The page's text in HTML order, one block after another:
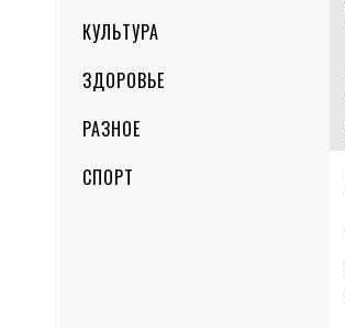
КУЛЬТУРА
ЗДОРОВЬЕ
РАЗНОЕ
СПОРТ